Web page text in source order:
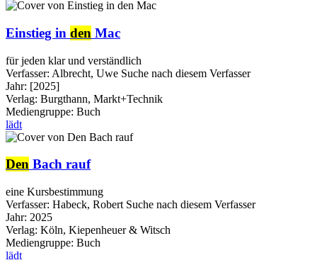
Einstieg in den Mac
für jeden klar und verständlich
Verfasser: Albrecht, Uwe Suche nach diesem Verfasser
Jahr: [2025]
Verlag: Burgthann, Markt+Technik
Mediengruppe: Buch
lädt
Den Bach rauf
eine Kursbestimmung
Verfasser: Habeck, Robert Suche nach diesem Verfasser
Jahr: 2025
Verlag: Köln, Kiepenheuer & Witsch
Mediengruppe: Buch
lädt